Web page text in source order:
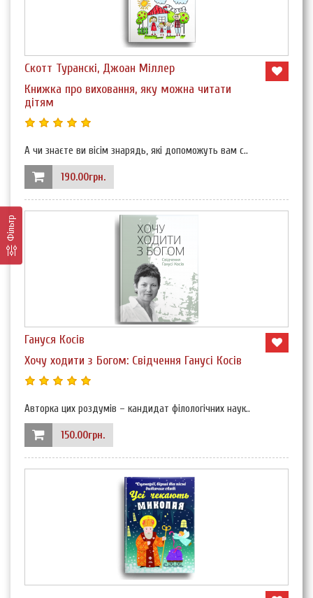
Фільтр
Скотт Туранскі, Джоан Міллер
Книжка про виховання, яку можна читати
дітям
А чи знаєте ви вісім знарядь, які допоможуть вам с..
190.00грн.
Гануся Косів
Хочу ходити з Богом: Свідчення Ганусі Косів
Авторка цих роздумів – кандидат філологічних наук..
150.00грн.